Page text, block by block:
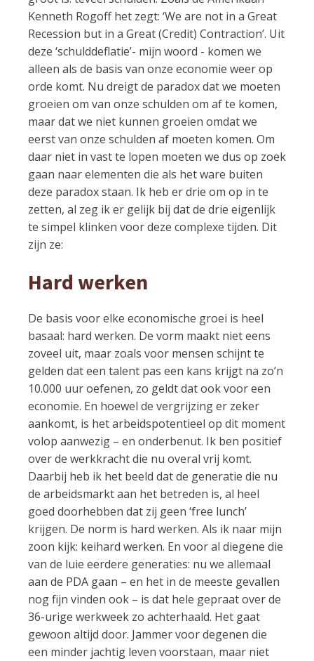
Kenneth Rogoff het zegt: ‘We are not in a Great
Recession but in a Great (Credit) Contraction’. Uit
deze ‘schulddeflatie’- mijn woord - komen we
alleen als de basis van onze economie weer op
orde komt. Nu dreigt de paradox dat we moeten
groeien om van onze schulden om af te komen,
maar dat we niet kunnen groeien omdat we
eerst van onze schulden af moeten komen. Om
daar niet in vast te lopen moeten we dus op zoek
gaan naar elementen die als het ware buiten
deze paradox staan. Ik heb er drie om op in te
zetten, al zeg ik er gelijk bij dat de drie eigenlijk
te simpel klinken voor deze complexe tijden. Dit
zijn ze:
Hard werken
De basis voor elke economische groei is heel
basaal: hard werken. De vorm maakt niet eens
zoveel uit, maar zoals voor mensen schijnt te
gelden dat een talent pas een kans krijgt na zo’n
10.000 uur oefenen, zo geldt dat ook voor een
economie. En hoewel de vergrijzing er zeker
aankomt, is het arbeidspotentieel op dit moment
volop aanwezig – en onderbenut. Ik ben positief
over de werkkracht die nu overal vrij komt.
Daarbij heb ik het beeld dat de generatie die nu
de arbeidsmarkt aan het betreden is, al heel
goed doorhebben dat zij geen ‘free lunch’
krijgen. De norm is hard werken. Als ik naar mijn
zoon kijk: keihard werken. En voor al diegene die
van de luie eerdere generaties: nu we allemaal
aan de PDA gaan – en het in de meeste gevallen
nog fijn vinden ook – is dat hele gepraat over de
36-urige werkweek zo achterhaald. Het gaat
gewoon altijd door. Jammer voor degenen die
een minder jachtig leven voorstaan, maar niet